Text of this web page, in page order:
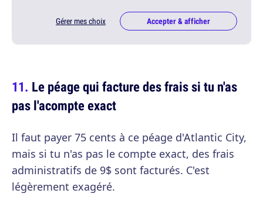
Gérer mes choix Accepter & afficher
Le péage qui facture des frais si tu n'as
pas l'acompte exact
Il faut payer 75 cents à ce péage d'Atlantic City,
mais si tu n'as pas le compte exact, des frais
administratifs de 9$ sont facturés. C'est
légèrement exagéré.